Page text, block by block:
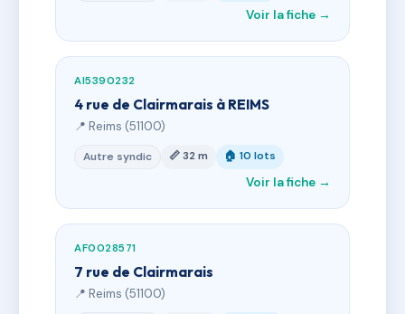
Voir la fiche →
AI5390232
4 rue de Clairmarais à REIMS
📍 Reims (51100)
Autre syndic 📏 32 m 🏠 10 lots
Voir la fiche →
AF0028571
7 rue de Clairmarais
📍 Reims (51100)